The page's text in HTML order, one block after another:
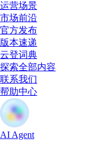
运营场景
市场前沿
官方发布
版本速递
云登词典
探索全部内容
联系我们
帮助中心
AI Agent